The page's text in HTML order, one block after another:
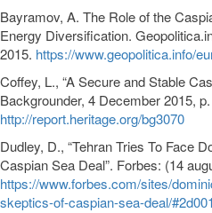
Bayramov, A. The Role of the
Energy Diversification.
2015. https://www.geopolitica.info/
Coffey, L., “A Secure and Stable
Backgrounder, 4 December 2015,
http://report.heritage.org/bg3070
Dudley, D., “Tehran Tries To Face
Caspian Sea Deal”. Forbes: (14
https://www.forbes.com/sites/
skeptics-of-caspian-sea-deal/